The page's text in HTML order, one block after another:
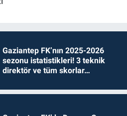
Gaziantep FK’nın 2025-2026
sezonu istatistikleri! 3 teknik
direktör ve tüm skorlar…